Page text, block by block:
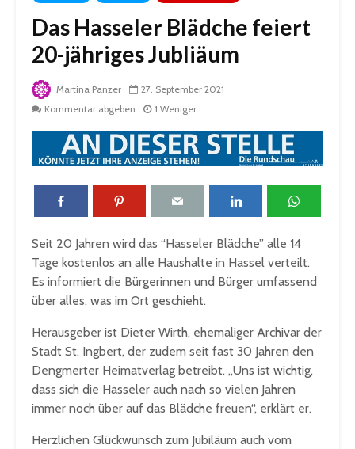
Das Hasseler Blädche feiert
20-jähriges Jubliäum
Martina Panzer
27. September 2021
Kommentar abgeben
1 Weniger
Seit 20 Jahren wird das “Hasseler Blädche” alle 14
Tage kostenlos an alle Haushalte in Hassel verteilt.
Es informiert die Bürgerinnen und Bürger umfassend
über alles, was im Ort geschieht.
Herausgeber ist Dieter Wirth, ehemaliger Archivar der
Stadt St. Ingbert, der zudem seit fast 30 Jahren den
Dengmerter Heimatverlag betreibt. „Uns ist wichtig,
dass sich die Hasseler auch nach so vielen Jahren
immer noch über auf das Blädche freuen“, erklärt er.
Herzlichen Glückwunsch zum Jubiläum auch vom